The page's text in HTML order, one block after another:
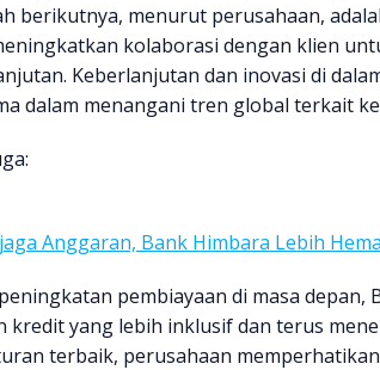
berikutnya, menurut perusahaan,
kolaborasi dengan klien
Keberlanjutan dan inovasi di
dalam menangani tren global terkait
Anggaran, Bank Himbara Lebih
pembiayaan di masa
kredit yang lebih inklusif dan terus
terbaik, perusahaan